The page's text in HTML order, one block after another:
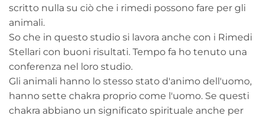
scritto nulla su ciò che i rimedi possono fare per gli
animali.
So che in questo studio si lavora anche con i Rimedi
Stellari con buoni risultati. Tempo fa ho tenuto una
conferenza nel loro studio.
Gli animali hanno lo stesso stato d'animo dell'uomo,
hanno sette chakra proprio come l'uomo. Se questi
chakra abbiano un significato spirituale anche per